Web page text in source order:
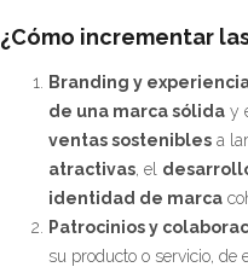
¿Cómo incrementar
Branding y
de una marca sólida y
ventas sostenibles a
atractivas , el
identidad de marca
Patrocinios y
su producto o servicio, de